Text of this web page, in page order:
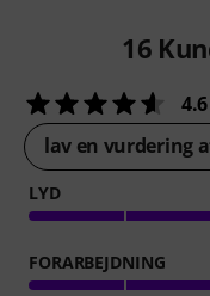
16
4.6
lav en vurdering
LYD
FORARBEJDNING